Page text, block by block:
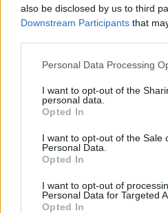
also be disclosed by us to third
Downstream Participants that
Personal Data Processing
I want to opt-out of the
personal data.
Opted In
I want to opt-out of the Sale
Personal Data.
Opted In
I want to opt-out of
Personal Data for Targeted
Opted In